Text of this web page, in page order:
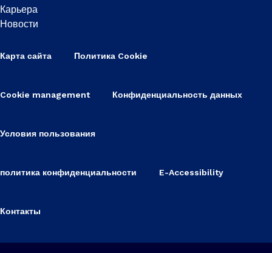
Карьера
Новости
Карта сайта Политика Cookie
Cookie management Конфиденциальность данных
Условия пользования
политика конфиденциальности E-Accessibility
Контакты